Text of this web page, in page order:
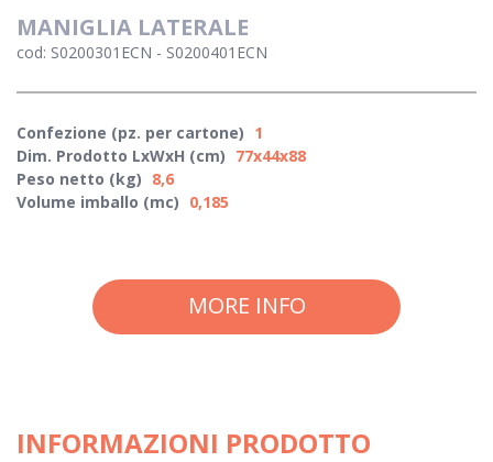
MANIGLIA LATERALE
cod: S0200301ECN - S0200401ECN
Confezione (pz. per cartone) 1
Dim. Prodotto LxWxH (cm) 77x44x88
Peso netto (kg) 8,6
Volume imballo (mc) 0,185
MORE INFO
INFORMAZIONI PRODOTTO